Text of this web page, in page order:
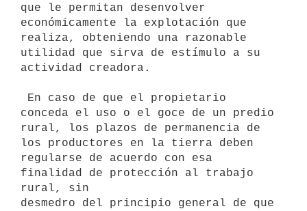
que le permitan desenvolver
económicamente la explotación que
realiza, obteniendo una razonable
utilidad que sirva de estímulo a su
actividad creadora.
conceda el uso o el goce de un predio
rural, los plazos de permanencia de
los productores en la tierra deben
regularse de acuerdo con esa
finalidad de protección al trabajo
rural, sin
desmedro del principio general de que